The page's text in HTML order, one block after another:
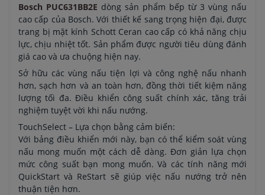
Bosch PUC631BB2E dòng sản phẩm bếp từ 3 vùng nấu
cao cấp của Bosch. Với thiết kế sang trọng hiện đại, được
trang bị mặt kính Schott Ceran cao cấp có khả năng chịu
lực, chịu nhiệt tốt. Sản phẩm được người tiêu dùng đánh
giá cao và ưa chuộng hiện nay.
Sở hữu các vùng nấu tiện lợi và công nghệ nấu nhanh
hơn, sạch hơn và an toàn hơn, đồng thời tiết kiệm năng
lượng tối đa. Điều khiển công suất chính xác, tăng trải
nghiệm tuyệt vời khi nấu nướng.
TouchSelect – Lựa chọn bằng cảm biến:
Với bảng điều khiển mới này, bạn có thể kiểm soát vùng
nấu mong muốn một cách dễ dàng. Đơn giản lựa chọn
mức công suất bạn mong muốn. Và các tính năng mới
QuickStart và ReStart sẽ giúp việc nấu nướng trở nên
thuận tiện hơn.